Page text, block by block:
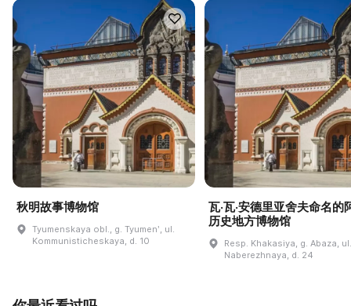
秋明故事博物馆
Tyumenskaya obl., g. Tyumenʹ, ul.
Kommunisticheskaya, d. 10
瓦·瓦·安德里亚舍夫命名的
历史地方博物馆
Resp. Khakasiya, g. Abaza, ul.
Naberezhnaya, d. 24